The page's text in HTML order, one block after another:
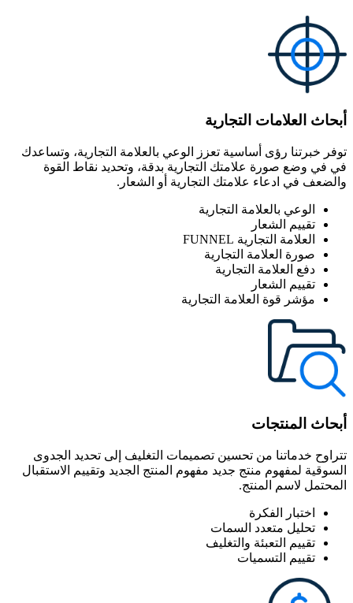
أبحاث العلامات التجارية
توفر خبرتنا رؤى أساسية تعزز الوعي بالعلامة التجارية، وتساعدك
في في وضع صورة علامتك التجارية بدقة، وتحديد نقاط القوة
والضعف في ادعاء علامتك التجارية أو الشعار.
الوعي بالعلامة التجارية
تقييم الشعار
العلامة التجارية FUNNEL
صورة العلامة التجارية
دفع العلامة التجارية
تقييم الشعار
مؤشر قوة العلامة التجارية
أبحاث المنتجات
تتراوح خدماتنا من تحسين تصميمات التغليف إلى تحديد الجدوى
السوقية لمفهوم منتج جديد مفهوم المنتج الجديد وتقييم الاستقبال
المحتمل لاسم المنتج.
اختبار الفكرة
تحليل متعدد السمات
تقييم التعبئة والتغليف
تقييم التسميات